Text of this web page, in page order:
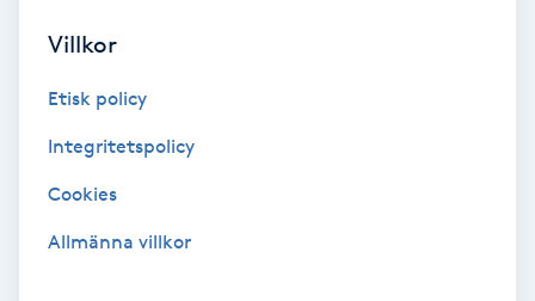
Skalpmassage
Villkor
Etisk policy
Integritetspolicy
Cookies
Allmänna villkor